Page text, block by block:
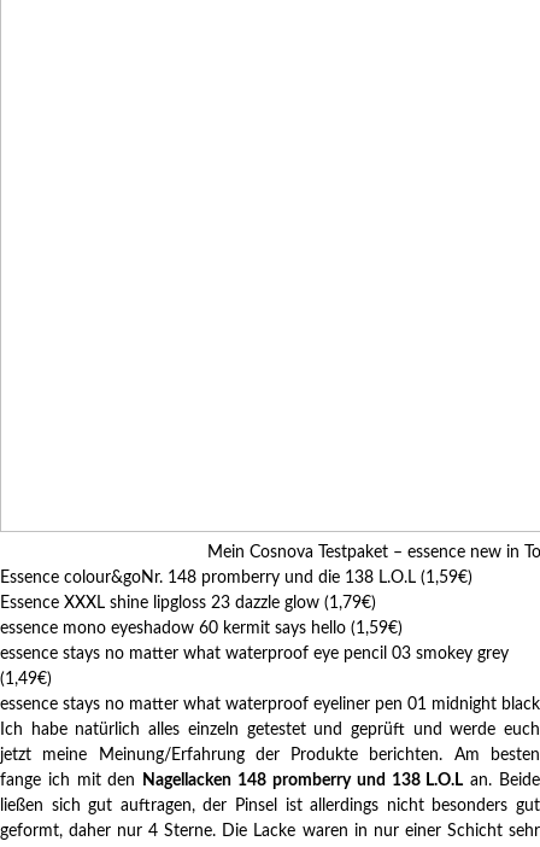
Mein Cosnova Testpaket – essence new in
Essence colour&goNr. 148 promberry und die 138 L.O.L (1,59€)
Essence XXXL shine lipgloss 23 dazzle glow (1,79€)
essence mono eyeshadow 60 kermit says hello (1,59€)
essence stays no matter what waterproof eye pencil 03 smokey grey
(1,49€)
essence stays no matter what waterproof eyeliner pen 01 midnight black
Ich habe natürlich alles einzeln getestet und geprüft und werde euch
jetzt meine Meinung/Erfahrung der Produkte berichten. Am besten
fange ich mit den
Nagellacken 148 promberry und 138 L.O.L an. Beide
ließen sich gut auftragen, der Pinsel ist allerdings nicht besonders gut
geformt, daher nur 4 Sterne. Die Lacke waren in nur einer Schicht sehr